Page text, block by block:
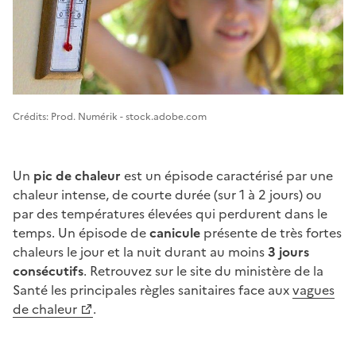
Image 1
Crédits: Prod. Numérik - stock.adobe.com
Un pic de chaleur est un épisode caractérisé par une
chaleur intense, de courte durée (sur 1 à 2 jours) ou
par des températures élevées qui perdurent dans le
temps. Un épisode decanicule présente de très fortes
chaleurs le jour et la nuit durant au moins3 jours
consécutifs. Retrouvez sur le site du ministère de la
Santé les principales règles sanitaires face auxvagues
de chaleur
.